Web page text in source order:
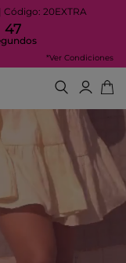
Código: 20EXTRA
44
*Ver Condiciones